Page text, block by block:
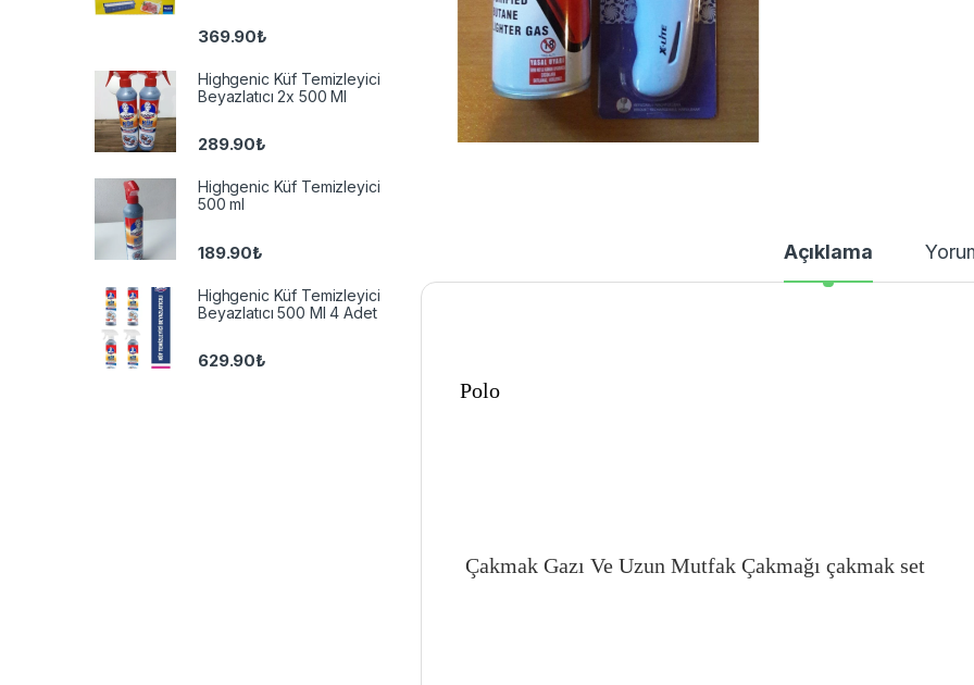
Açıklama
Polo
Çakmak Gazı Ve Uzun Mutfak Çakmağı çakmak set
369.90₺
Highgenic Küf Temizleyici
Beyazlatıcı 2x 500 Ml
289.90₺
Highgenic Küf Temizleyici
500 ml
189.90₺
Highgenic Küf Temizleyici
Beyazlatıcı 500 Ml 4 Adet
629.90₺